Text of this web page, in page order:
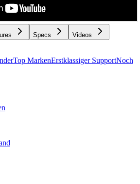
Specs Videos
Top MarkenErstklassiger SupportNoch